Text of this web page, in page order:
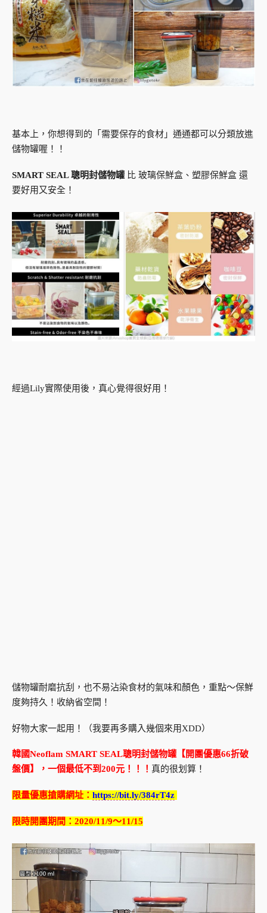
基本上，你想得到的「需要保存的食材」通通都可以分類放進
儲物罐喔！！
SMART SEAL 聰明封儲物罐 比 玻璃保鮮盒、塑膠保鮮盒 還
要好用又安全！
經過Lily實際使用後，真心覺得很好用！
儲物罐耐磨抗刮，也不易沾染食材的氣味和顏色，重點～保鮮
度夠持久！收納省空間！
好物大家一起用！（我要再多購入幾個來用XDD）
韓國Neoflam SMART SEAL聰明封儲物罐【開團優惠66折破
盤價】，一個最低不到200元！！！ 真的很划算！
限量優惠搶購網址： https://bit.ly/384rT4z
限時開團期間：2020/11/9～11/15